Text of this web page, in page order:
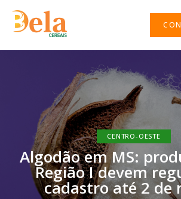
CENTRO-OESTE
Algodão em MS:
Região I devem
cadastro até 2 de